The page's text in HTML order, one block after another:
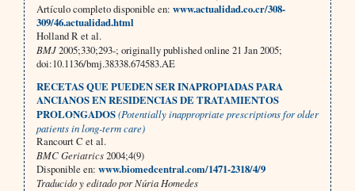
Artículo completo disponible en: www.actualidad.co.cr/308-
309/46.actualidad.html
Holland R et al.
BMJ2005;330;293-; originally published online 21 Jan 2005;
doi:10.1136/bmj.38338.674583.AE
RECETAS QUE PUEDEN SER INAPROPIADAS PARA
ANCIANOS EN RESIDENCIAS DE TRATAMIENTOS
PROLONGADOS(Potentially inappropriate prescriptions for older
patients in long-term care)
Rancourt C et al.
BMC Geriatrics2004;4(9)
Disponible en: www.biomedcentral.com/1471-2318/4/9
Traducido y editado por Núria Homedes